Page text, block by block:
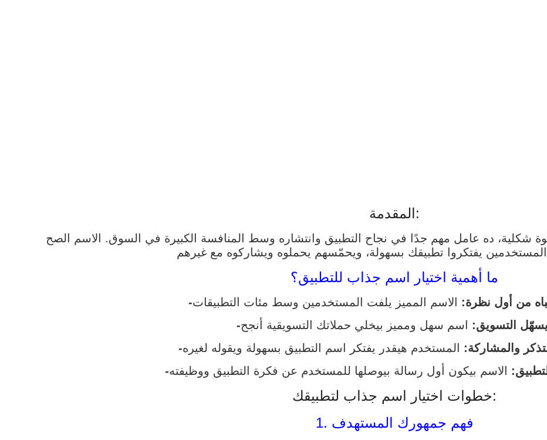
المقدمة:
شكلية، ده عامل مهم جدًا في نجاح التطبيق وانتشاره وسط المنافسة الكبيرة في السوق. الاسم الصح
ما أهمية اختيار اسم جذاب للتطبيق؟
من أول نظرة:
-يسهّل التسويق:
والمشاركة:
خطوات اختيار اسم جذاب لتطبيقك:
1. فهم جمهورك المستهدف